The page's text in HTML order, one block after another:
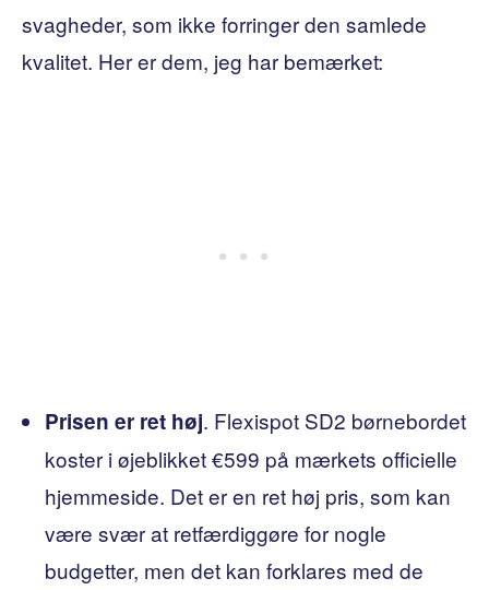
svagheder, som ikke forringer den samlede
kvalitet. Her er dem, jeg har bemærket:
Prisen er ret høj. Flexispot SD2 børnebordet
koster i øjeblikket €599 på mærkets officielle
hjemmeside. Det er en ret høj pris, som kan
være svær at retfærdiggøre for nogle
budgetter, men det kan forklares med de